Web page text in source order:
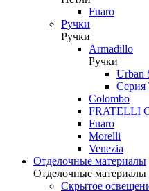
Fuaro
Ручки
Ручки
Armadillo
Ручки
Urban
Серия
Colombo
FRATELLI
Fuaro
Morelli
Venezia
Отделочные материалы
Отделочные материалы
Скрытое